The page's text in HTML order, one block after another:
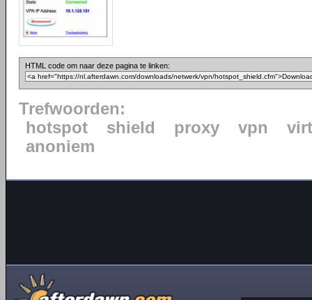
HTML code om naar deze pagina te linken:
Trefwoorden:
hotspot
shield proxy vpn
anoniem